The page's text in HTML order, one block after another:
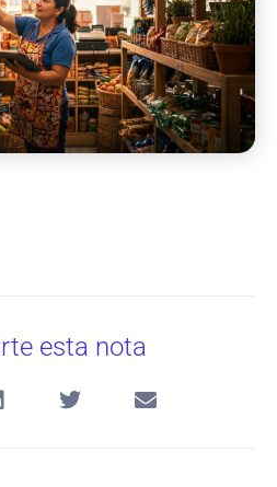
esta nota